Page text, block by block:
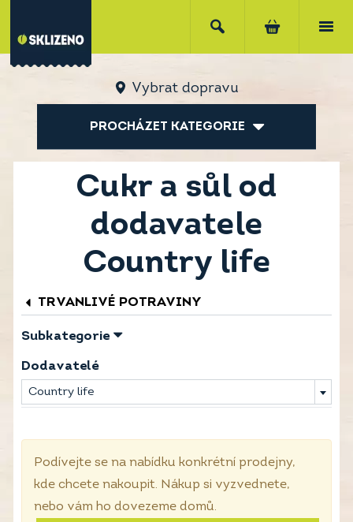
Vybrat dopravu
PROCHÁZET KATEGORIE
Cukr a sůl od
dodavatele
Country life
TRVANLIVÉ POTRAVINY
Subkategorie
Dodavatelé
Country life
Podívejte se na nabídku konkrétní prodejny,
kde chcete nakoupit. Nákup si vyzvednete,
nebo vám ho dovezeme domů.